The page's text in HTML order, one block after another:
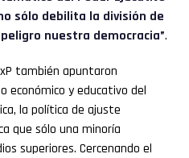
sólo debilita la división de
nuestra democracia”.
también apuntaron
económico y educativo del
la política de ajuste
que sólo una minoría
superiores. Cercenando el